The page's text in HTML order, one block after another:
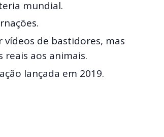
mundial.
de bastidores, mas
aos animais.
lançada em 2019.